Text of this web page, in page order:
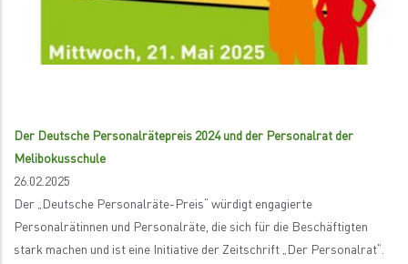
Der Deutsche Personalrätepreis 2024 und der Personalrat der
Melibokusschule
26.02.2025
Der „Deutsche Personalräte-Preis“ würdigt engagierte
Personalrätinnen und Personalräte, die sich für die Beschäftigten
stark machen und ist eine Initiative der Zeitschrift „Der Personalrat“.